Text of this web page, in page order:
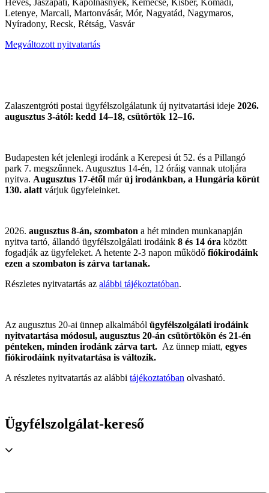
Heves, Jászapáti, Kápolnásnyék, Kemecse, Kisbér, Komádi,
Letenye, Marcali, Martonvásár, Mór, Nagyatád, Nagymaros,
Nyíradony, Recsk, Rétság, Vasvár
Megváltozott nyitvatartás
Zalaszentgróti postai ügyfélszolgálatunk új nyitvatartási ideje 2026.
augusztus 3-ától: kedd 14–18, csütörtök 12–16.
Budapesten két jelenlegi irodánk a Kerepesi út 52. és a Pillangó
park 7. megszűnnek. Augusztus 14-én, 12 óráig vannak utoljára
nyitva. Augusztus 17-étől márúj irodánkban, a Hungária körút
130. alatt várjuk ügyfeleinket.
2026. augusztus 8-án, szombaton a hét minden munkanapján
nyitva tartó, állandó ügyfélszolgálati irodáink 8 és 14 óra között
fogadják az ügyfeleket. A hetente 2-3 napon működő fiókirodáink
ezen a szombaton is zárva tartanak.
Részletes nyitvatartás az alábbi tájékoztatóban.
Az augusztus 20-ai ünnep alkalmából ügyfélszolgálati irodáink
nyitvatartása módosul, augusztus 20-án csütörtökön és 21-én
pénteken, minden irodánk zárva tart. Az ünnep miatt, egyes
fiókirodáink nyitvatartása is változik.
A részletes nyitvatartás az alábbi tájékoztatóban olvasható.
Ügyfélszolgálat-kereső